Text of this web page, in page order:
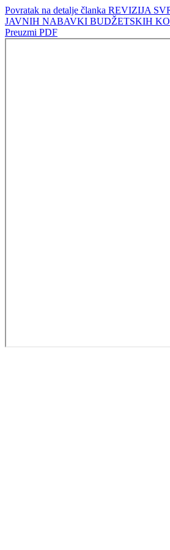
Povratak na detalje članka REVIZIJA
JAVNIH NABAVKI BUDŽETSKIH
Preuzmi PDF